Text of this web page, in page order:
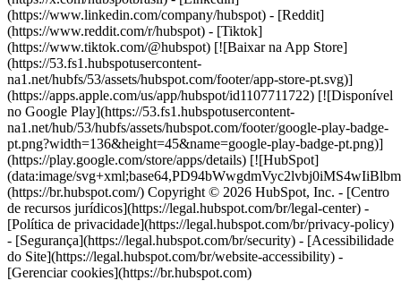
(https://www.linkedin.com/company/hubspot) - [Reddit]
(https://www.reddit.com/r/hubspot) - [Tiktok]
(https://www.tiktok.com/@hubspot) [![Baixar na App Store]
(https://53.fs1.hubspotusercontent-
na1.net/hubfs/53/assets/hubspot.com/footer/app-store-pt.svg)]
(https://apps.apple.com/us/app/hubspot/id1107711722) [![Disponível
no Google Play](https://53.fs1.hubspotusercontent-
na1.net/hub/53/hubfs/assets/hubspot.com/footer/google-play-badge-
pt.png?width=136&height=45&name=google-play-badge-pt.png)]
(https://play.google.com/store/apps/details) [![HubSpot]
(data:image/
(https://br.hubspot.com/) Copyright © 2026 HubSpot, Inc. - [Centro
de recursos jurídicos](https://legal.hubspot.com/br/legal-center) -
[Política de privacidade](https://legal.hubspot.com/br/privacy-policy)
- [Segurança](https://legal.hubspot.com/br/security) - [Acessibilidade
do Site](https://legal.hubspot.com/br/website-accessibility) -
[Gerenciar cookies](https://br.hubspot.com)